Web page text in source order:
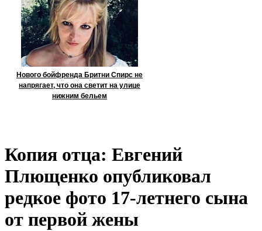
Нового бойфренда Бритни Спирс не
напрягает, что она светит на улице
нижним бельем
Копия отца: Евгений
Плющенко опубликовал
редкое фото 17-летнего сына
от первой жены